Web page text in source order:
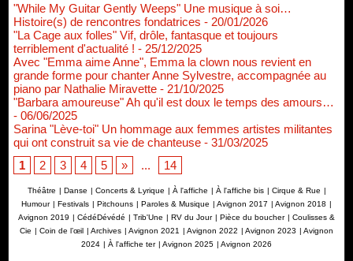
"While My Guitar Gently Weeps" Une musique à soi…
Histoire(s) de rencontres fondatrices - 20/01/2026
"La Cage aux folles" Vif, drôle, fantasque et toujours
terriblement d'actualité ! - 25/12/2025
Avec "Emma aime Anne", Emma la clown nous revient en
grande forme pour chanter Anne Sylvestre, accompagnée au
piano par Nathalie Miravette - 21/10/2025
"Barbara amoureuse" Ah qu'il est doux le temps des amours…
- 06/06/2025
Sarina "Lève-toi" Un hommage aux femmes artistes militantes
qui ont construit sa vie de chanteuse - 31/03/2025
1
2 3 4 5 » ... 14
Théâtre | Danse | Concerts & Lyrique | À l'affiche | À l'affiche bis | Cirque & Rue |
Humour | Festivals | Pitchouns | Paroles & Musique | Avignon 2017 | Avignon 2018 |
Avignon 2019 | CédéDévédé | Trib'Une | RV du Jour | Pièce du boucher | Coulisses &
Cie | Coin de l’œil | Archives | Avignon 2021 | Avignon 2022 | Avignon 2023 | Avignon
2024 | À l'affiche ter | Avignon 2025 | Avignon 2026